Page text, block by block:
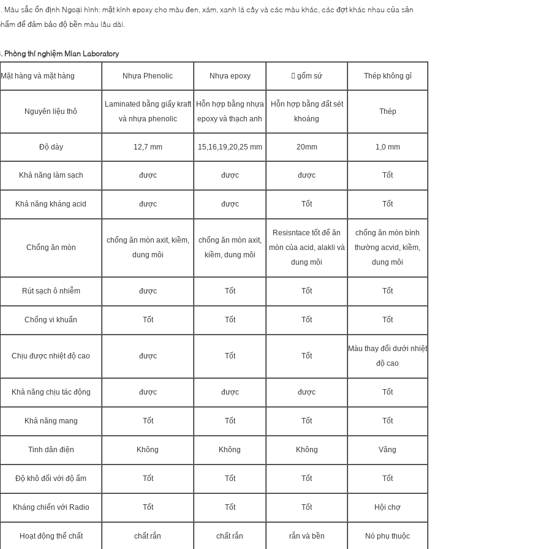
Màu sắc ổn định Ngoại hình: mặt kính epoxy cho màu đen, xám, xanh lá cây và các màu khác, các đợt khác nhau của sản
để đảm bảo độ bền màu lâu dài.
Phòng thí nghiệm Mian Laboratory
Mặt hàng và mặt hàng Nhựa Phenolic Nhựa epoxy  gốm sứ Thép không gỉ
Nguyên liệu thô
Laminated bằng giấy kraft
và nhựa phenolic
Hỗn hợp bằng nhựa
epoxy và thạch anh
Hỗn hợp bằng đất sét
khoáng
Thép
Độ dày 12,7 mm 15,16,19,20,25 mm 20mm 1,0 mm
Khả năng làm sạch được được được Tốt
Khả năng kháng acid được được Tốt Tốt
Chống ăn mòn
chống ăn mòn axit, kiềm,
dung môi
chống ăn mòn axit,
kiềm, dung môi
Resisntace tốt để ăn
mòn của acid, alakli và
dung môi
chống ăn mòn bình
thường acvid, kiềm,
dung môi
Rút sạch ô nhiễm được Tốt Tốt Tốt
Chống vi khuẩn Tốt Tốt Tốt Tốt
Chịu được nhiệt độ cao được Tốt Tốt
Màu thay đổi dưới nhiệt
độ cao
Khả năng chịu tác động được được được Tốt
Khả năng mang Tốt Tốt Tốt Tốt
Tinh dân điện Không Không Không Vâng
Độ khô đối với độ ẩm Tốt Tốt Tốt Tốt
Kháng chiến với Radio Tốt Tốt Tốt Hội chợ
Hoạt động thể chất chất rắn chất rắn rắn và bền Nó phụ thuộc